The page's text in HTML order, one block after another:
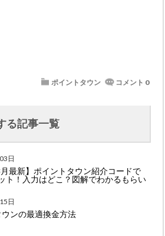
ポイントタウン コメント 0
る記事一覧
日
月最新】ポイントタウン紹介コードで
ト！入力はどこ？図解でわかるもらい
日
ンの最適換金方法